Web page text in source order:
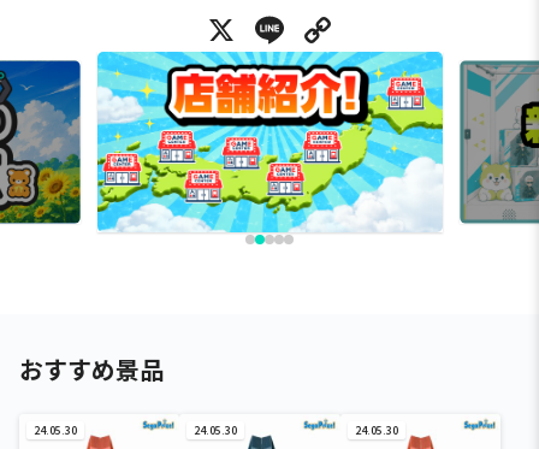
X Line
おすすめ景品
24.05.30 24.05.30 24.05.30